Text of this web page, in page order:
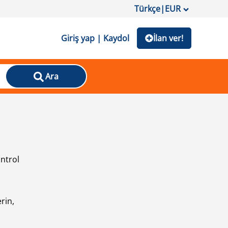
Türkçe|EUR
Giriş yap | Kaydol İlan ver!
Ara